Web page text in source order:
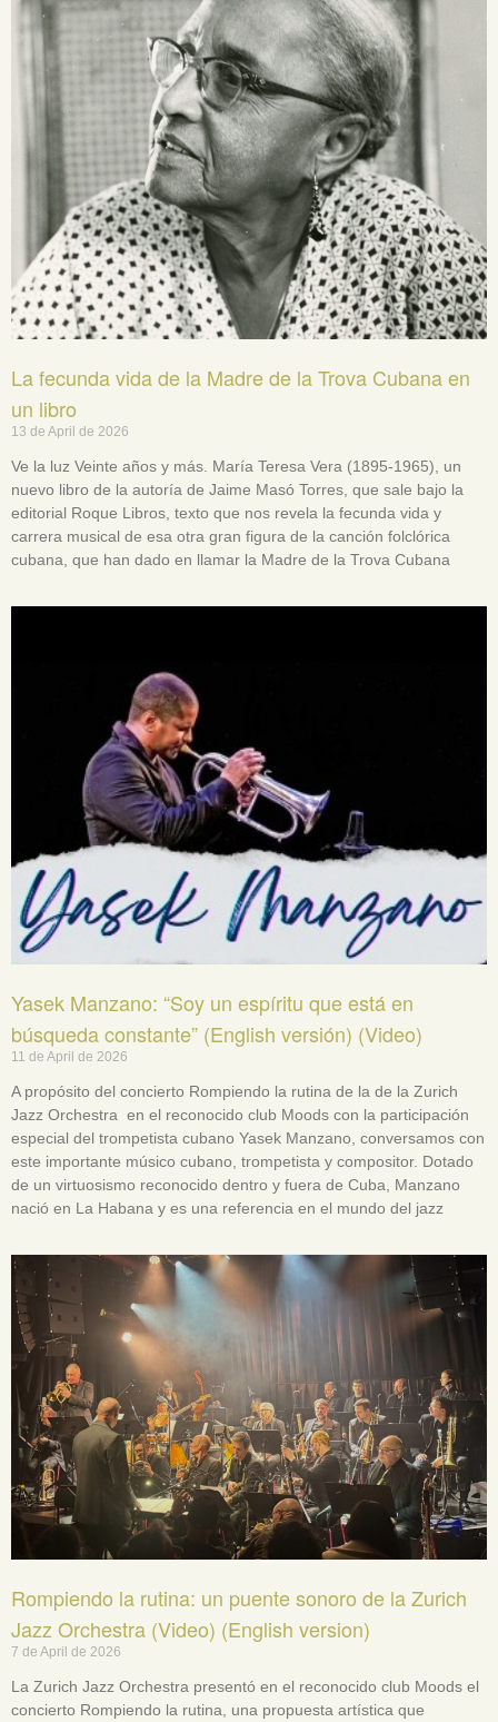
La fecunda vida de la Madre de la Trova Cubana en
un libro
13 de April de 2026
Ve la luz Veinte años y más. María Teresa Vera (1895-1965), un
nuevo libro de la autoría de Jaime Masó Torres, que sale bajo la
editorial Roque Libros, texto que nos revela la fecunda vida y
carrera musical de esa otra gran figura de la canción folclórica
cubana, que han dado en llamar la Madre de la Trova Cubana
Yasek Manzano: “Soy un espíritu que está en
búsqueda constante” (English versión) (Video)
11 de April de 2026
A propósito del concierto Rompiendo la rutina de la de la Zurich
Jazz Orchestra en el reconocido club Moods con la participación
especial del trompetista cubano Yasek Manzano, conversamos con
este importante músico cubano, trompetista y compositor. Dotado
de un virtuosismo reconocido dentro y fuera de Cuba, Manzano
nació en La Habana y es una referencia en el mundo del jazz
Rompiendo la rutina: un puente sonoro de la Zurich
Jazz Orchestra (Video) (English version)
7 de April de 2026
La Zurich Jazz Orchestra presentó en el reconocido club Moods el
concierto Rompiendo la rutina, una propuesta artística que